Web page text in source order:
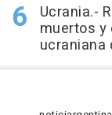
Ucrania.-
muertos y
ucraniana